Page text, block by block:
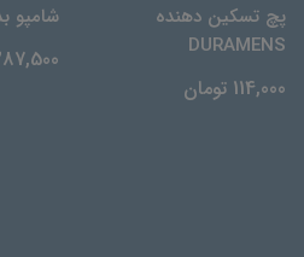
پچ تسکین دهنده
DURAMENS
114,000 تومان
شامپو
287,500